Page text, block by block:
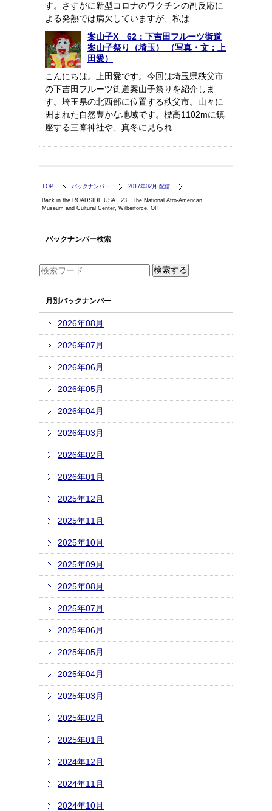
す。さすがに新型コロナのワクチンの副反応に
よる発熱では病欠していますが、私は…
案山子X 62：下吉田フルーツ街道
案山子祭り（埼玉） （写真・文：上
田愛）
こんにちは。上田愛です。今回は埼玉県秩父市
の下吉田フルーツ街道案山子祭りを紹介しま
す。埼玉県の北西部に位置する秩父市。山々に
囲まれた自然豊かな地域です。標高1102mに鎮
座する三峯神社や、真冬に見られ…
TOP バックナンバー 2017年02月 配信
Back in the ROADSIDE USA 23 The National Afro-American
Museum and Cultural Center, Wilberforce, OH
バックナンバー検索
月別バックナンバー
2026年08月
2026年07月
2026年06月
2026年05月
2026年04月
2026年03月
2026年02月
2026年01月
2025年12月
2025年11月
2025年10月
2025年09月
2025年08月
2025年07月
2025年06月
2025年05月
2025年04月
2025年03月
2025年02月
2025年01月
2024年12月
2024年11月
2024年10月